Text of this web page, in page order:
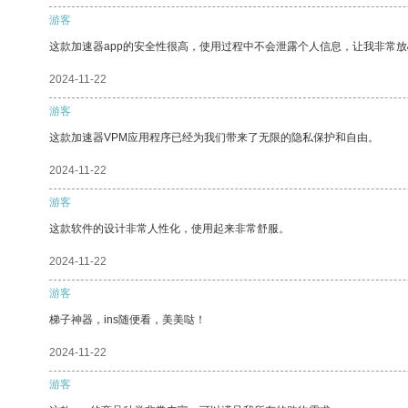
游客
这款加速器app的安全性很高，使用过程中不会泄露个人信息，让我非常
2024-11-22
游客
这款加速器VPM应用程序已经为我们带来了无限的隐私保护和自由。
2024-11-22
游客
这款软件的设计非常人性化，使用起来非常舒服。
2024-11-22
游客
梯子神器，ins随便看，美美哒！
2024-11-22
游客